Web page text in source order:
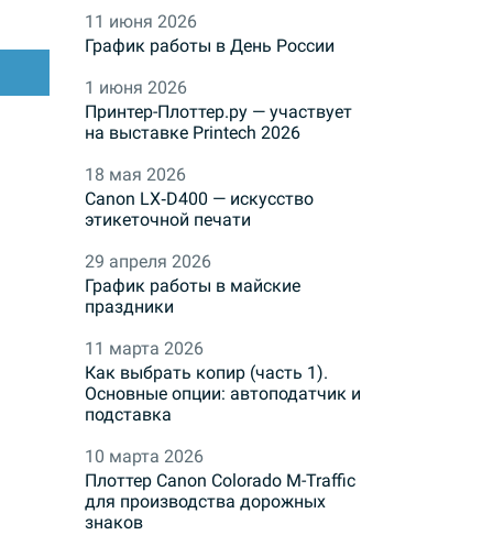
11 июня 2026
График работы в День России
1 июня 2026
Принтер-Плоттер.ру — участвует
на выставке Printech 2026
18 мая 2026
Canon LX‑D400 — искусство
этикеточной печати
29 апреля 2026
График работы в майские
праздники
11 марта 2026
Как выбрать копир (часть 1).
Основные опции: автоподатчик и
подставка
10 марта 2026
Плоттер Canon Colorado M-Traffic
для производства дорожных
знаков